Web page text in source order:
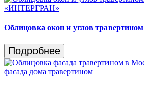
Облицовка окон и углов травертином
Подробнее